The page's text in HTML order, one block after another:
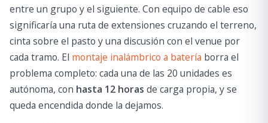
entre un grupo y el siguiente. Con equipo de cable eso
significaría una ruta de extensiones cruzando el terreno,
cinta sobre el pasto y una discusión con el venue por
cada tramo. El montaje inalámbrico a batería borra el
problema completo: cada una de las 20 unidades es
autónoma, con hasta 12 horas de carga propia, y se
queda encendida donde la dejamos.